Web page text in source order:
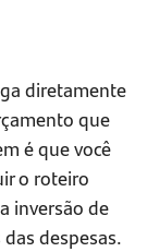
diretamente
que
é que você
o roteiro
inversão de
despesas.